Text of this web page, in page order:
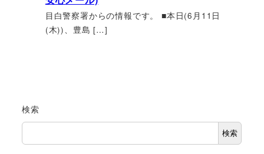
目白警察署からの情報です。 ■本日(6月11日
(木))、豊島 […]
検索
検索